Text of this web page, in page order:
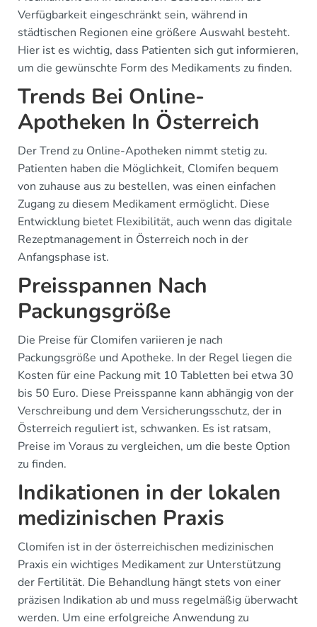
Verfügbarkeit eingeschränkt sein, während in
städtischen Regionen eine größere Auswahl besteht.
Hier ist es wichtig, dass Patienten sich gut informieren,
um die gewünschte Form des Medikaments zu finden.
Trends Bei Online-
Apotheken In Österreich
Der Trend zu Online-Apotheken nimmt stetig zu.
Patienten haben die Möglichkeit, Clomifen bequem
von zuhause aus zu bestellen, was einen einfachen
Zugang zu diesem Medikament ermöglicht. Diese
Entwicklung bietet Flexibilität, auch wenn das digitale
Rezeptmanagement in Österreich noch in der
Anfangsphase ist.
Preisspannen Nach
Packungsgröße
Die Preise für Clomifen variieren je nach
Packungsgröße und Apotheke. In der Regel liegen die
Kosten für eine Packung mit 10 Tabletten bei etwa 30
bis 50 Euro. Diese Preisspanne kann abhängig von der
Verschreibung und dem Versicherungsschutz, der in
Österreich reguliert ist, schwanken. Es ist ratsam,
Preise im Voraus zu vergleichen, um die beste Option
zu finden.
Indikationen in der lokalen
medizinischen Praxis
Clomifen ist in der österreichischen medizinischen
Praxis ein wichtiges Medikament zur Unterstützung
der Fertilität. Die Behandlung hängt stets von einer
präzisen Indikation ab und muss regelmäßig überwacht
werden. Um eine erfolgreiche Anwendung zu